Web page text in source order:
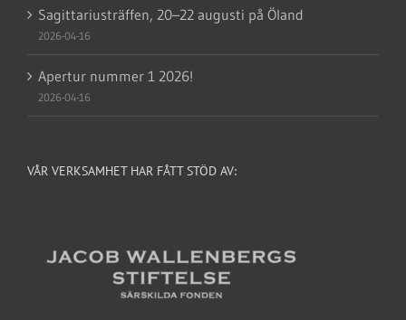
Sagittariusträffen, 20–22 augusti på Öland
2026-04-16
Apertur nummer 1 2026!
2026-04-16
VÅR VERKSAMHET HAR FÅTT STÖD AV: